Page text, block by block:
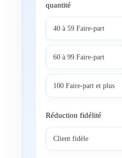
quantité
40 à 59 Faire-part
60 à 99 Faire-part
100 Faire-part et plus
Réduction fidélité
Client fidèle